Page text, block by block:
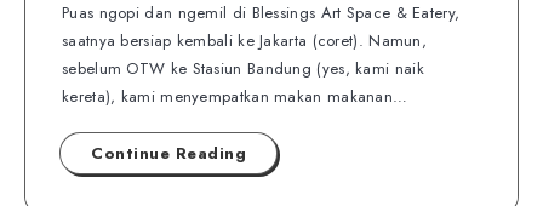
Puas ngopi dan ngemil di Blessings Art Space & Eatery,
saatnya bersiap kembali ke Jakarta (coret). Namun,
sebelum OTW ke Stasiun Bandung (yes, kami naik
kereta), kami menyempatkan makan makanan…
Continue Reading